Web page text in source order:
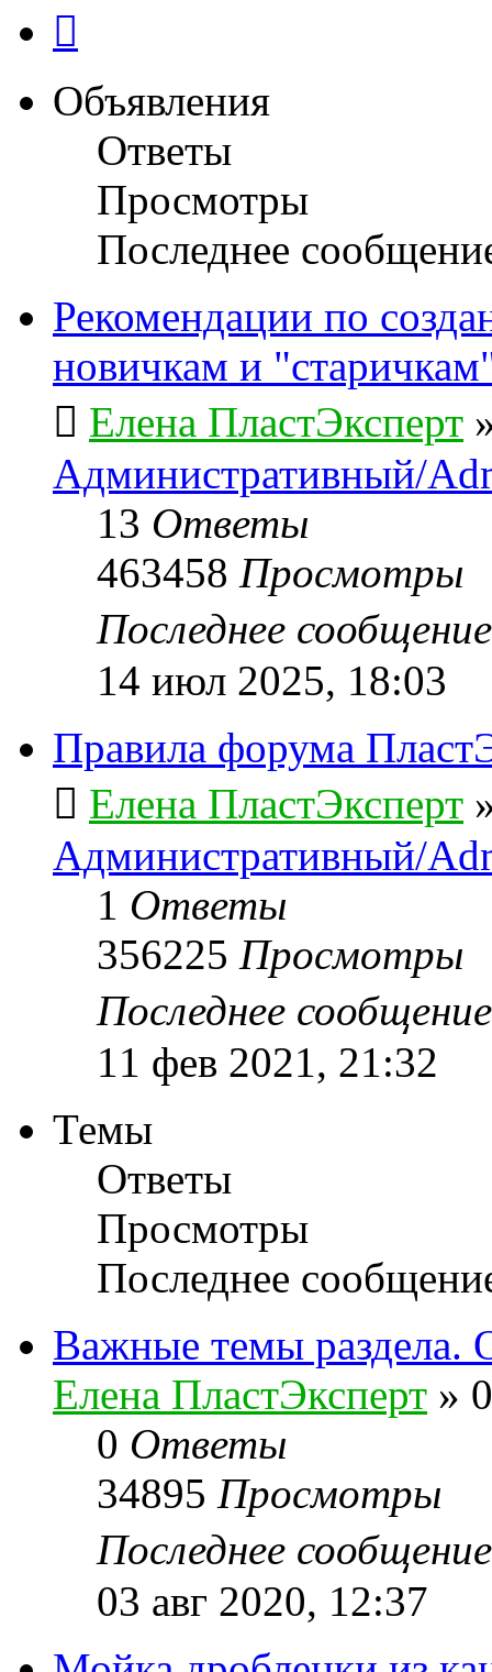
Объявления
Ответы
Просмотры
Последнее
Рекомендации по
новичкам и
Елена ПластЭксперт
Административный/
13 Ответы
463458 Просмотры
Последнее
14 июл 2025, 18:03
Правила форума
Елена ПластЭксперт
Административный/
1 Ответы
356225 Просмотры
Последнее
11 фев 2021, 21:32
Темы
Ответы
Просмотры
Последнее
Важные темы раздела.
Елена ПластЭксперт »
0 Ответы
34895 Просмотры
Последнее
03 авг 2020, 12:37